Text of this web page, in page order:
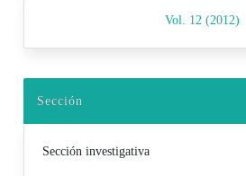
Vol. 12 (2012)
Sección
Sección investigativa